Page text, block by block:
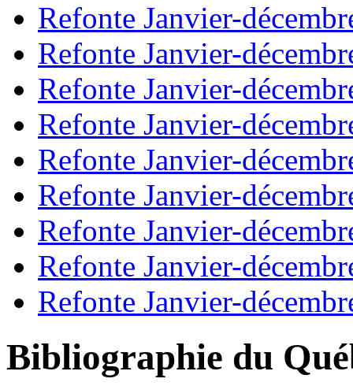
Refonte Janvier-
Refonte Janvier-
Refonte Janvier-
Refonte Janvier-
Refonte Janvier-
Refonte Janvier-
Refonte Janvier-
Refonte Janvier-
Refonte Janvier-
Bibliographie du